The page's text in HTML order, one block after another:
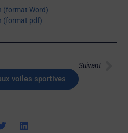
(format Word)
(format pdf)
Suivant
voiles sportives